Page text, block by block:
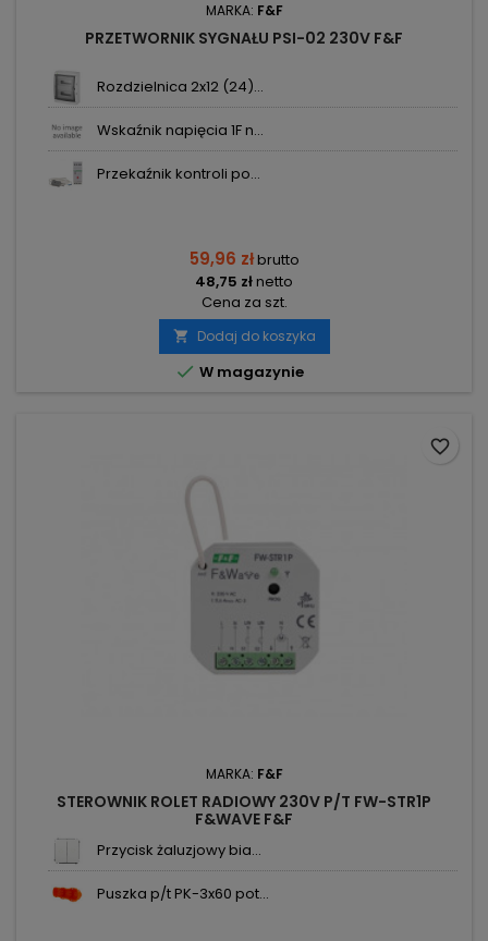
MARKA: F&F
PRZETWORNIK SYGNAŁU PSI-02 230V F&F
Rozdzielnica 2x12 (24)...
Wskaźnik napięcia 1F n...
Przekaźnik kontroli po...
59,96 złbrutto
48,75 złnetto
Cena za szt.
 Dodaj do koszyka
 W magazynie
MARKA: F&F
STEROWNIK ROLET RADIOWY 230V P/T FW-STR1P
F&WAVE F&F
Przycisk żaluzjowy bia...
Puszka p/t PK-3x60 pot...
favorite_border